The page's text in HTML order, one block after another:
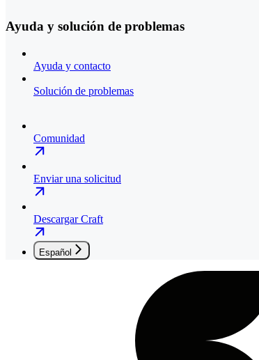
Ayuda y solución de problemas
Ayuda y contacto
Solución de problemas
Comunidad
Enviar una solicitud
Descargar Craft
Español